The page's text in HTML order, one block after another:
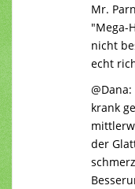
Mr.
"Mega-
nicht
echt
krank
der